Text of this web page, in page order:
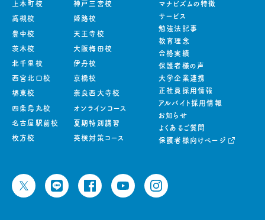
上本町校
高槻校
豊中校
茨木校
北千里校
西宮北口校
堺東校
四条烏丸校
名古屋駅前校
枚方校
神戸三宮校
姫路校
天王寺校
大阪梅田校
伊丹校
京橋校
奈良西大寺校
オンラインコース
夏期特別講習
英検対策コース
マナビズムの特徴
サービス
勉強法記事
教育理念
合格実績
保護者様の声
大学企業連携
正社員採用情報
アルバイト採用情報
お知らせ
よくあるご質問
保護者様向けページ